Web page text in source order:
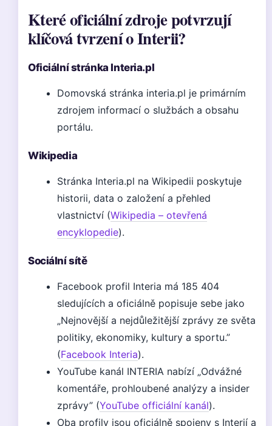
Které oficiální zdroje potvrzují
klíčová tvrzení o Interii?
Oficiální stránka Interia.pl
Domovská stránka interia.pl je primárním
zdrojem informací o službách a obsahu
portálu.
Wikipedia
Stránka Interia.pl na Wikipedii poskytuje
historii, data o založení a přehled
vlastnictví (Wikipedia – otevřená
encyklopedie).
Sociální sítě
Facebook profil Interia má 185 404
sledujících a oficiálně popisuje sebe jako
„Nejnovější a nejdůležitější zprávy ze světa
politiky, ekonomiky, kultury a sportu.”
(Facebook Interia).
YouTube kanál INTERIA nabízí „Odvážné
komentáře, prohloubené analýzy a insider
zprávy” (YouTube officiální kanál).
Oba profily jsou oficiálně spojeny s Interií a